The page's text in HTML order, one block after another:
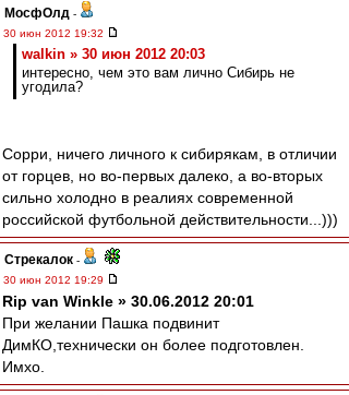
МосфОлд -
30 июн 2012 19:32
walkin » 30 июн 2012 20:03
интересно, чем это вам лично Сибирь не
угодила?
Сорри, ничего личного к сибирякам, в отличии
от горцев, но во-первых далеко, а во-вторых
сильно холодно в реалиях современной
российской футбольной действительности...)))
Стрекалок -
30 июн 2012 19:29
Rip van Winkle » 30.06.2012 20:01
При желании Пашка подвинит
ДимКО,технически он более подготовлен.
Имхо.